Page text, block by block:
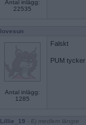
Antal inlägg:
22535
lovesun
Antal inlägg:
1285
Falskt
PUM
Lillie_19 - Ej medlem längre